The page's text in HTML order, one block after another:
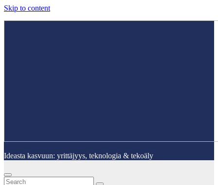
Skip to content
Ideasta kasvuun: yrittäjyys, teknologia & tekoäly